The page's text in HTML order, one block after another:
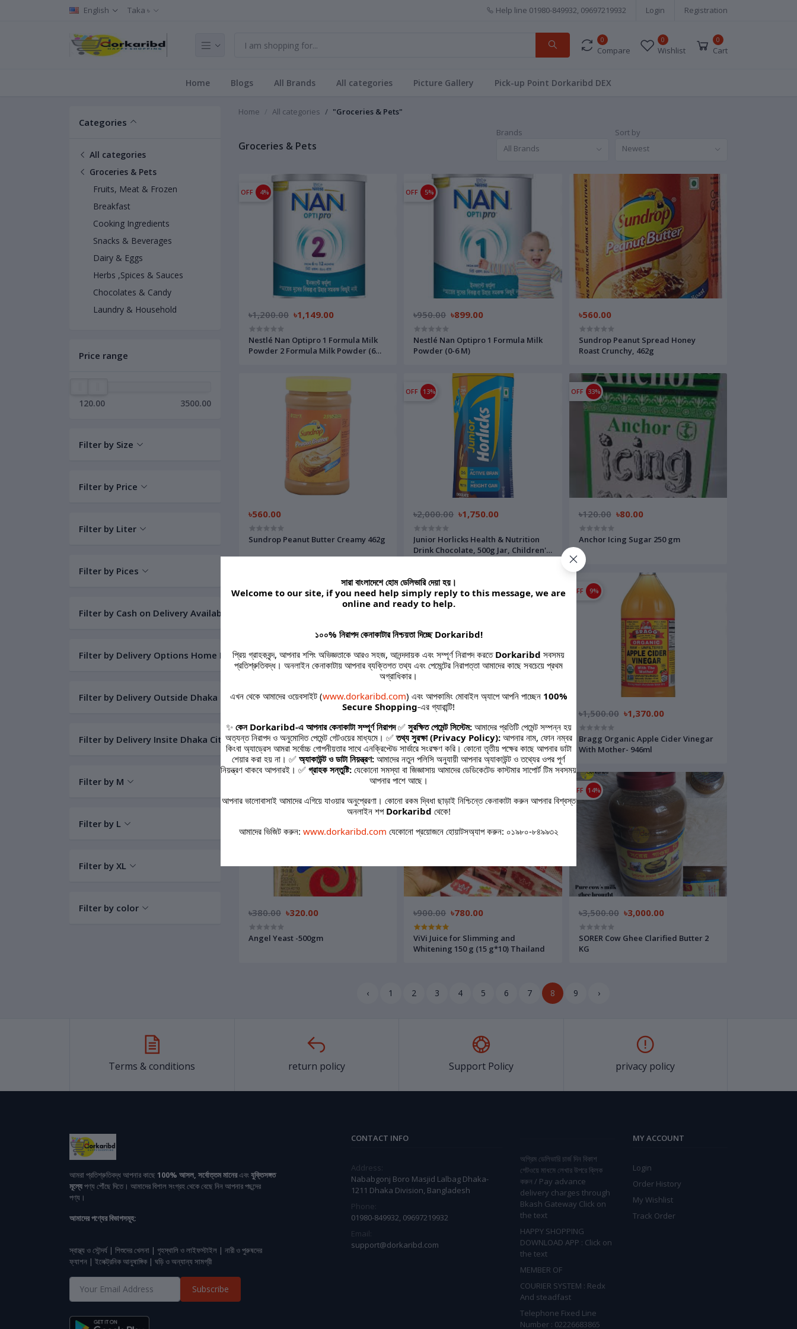
English Taka ৳ Help line 01980-849932, 09697219932 Login Registration
0
Compare
0
Wishlist
0
Cart
Home Blogs All Brands All categories Picture Gallery Pick-up Point Dorkaribd DEX
Categories
All categories
Groceries & Pets
Fruits, Meat & Frozen
Breakfast
Cooking Ingredients
Snacks & Beverages
Dairy & Eggs
Herbs ,Spices & Sauces
Chocolates & Candy
Laundry & Household
Price range
120.00 3500.00
Filter by Size
Filter by Price
Filter by Liter
Filter by Pices
Filter by Cash on Delivery Available :
Filter by Delivery Options Home Delivery days :
Filter by Delivery Outside Dhaka City :
Filter by Delivery Insite Dhaka City :
Filter by M
Filter by L
Filter by XL
Filter by color
Home All categories "Groceries & Pets"
Groceries & Pets
Brands
All Brands
Sort by
Newest
OFF 4%
৳1,200.00 ৳1,149.00
Nestlé Nan Optipro 1 Formula Milk
Powder 2 Formula Milk Powder (6
OFF 5%
৳950.00 ৳899.00
Nestlé Nan Optipro 1 Formula Milk
Powder (0-6 M)
৳560.00
Sundrop Peanut Spread Honey
Roast Crunchy, 462g
৳560.00
Sundrop Peanut Butter Creamy 462g
OFF 13%
৳2,000.00 ৳1,750.00
Junior Horlicks Health & Nutrition
Drink Chocolate, 500g Jar, Children's
OFF 33%
৳120.00 ৳80.00
Anchor Icing Sugar 250 gm
OFF 3%
Vivo Whipping Cream Whipped
Cream Cake Topping 1100G
OFF 23%
৳300.00 ৳230.00
Odomos Mosquito Repellant Fabric
Roll On Upto 8 Hrs Protection
Pediatrician Certified & Clinically
Tested - 8ml Made In India Code
31040221
OFF 9%
৳1,500.00 ৳1,370.00
Bragg Organic Apple Cider Vinegar
With Mother- 946ml
৳380.00 ৳320.00
Angel Yeast -500gm
৳900.00 ৳780.00
ViVi Juice for Slimming and
Whitening 150 g (15 g*10) Thailand
OFF 14%
৳3,500.00 ৳3,000.00
SORER Cow Ghee Clarified Butter 2
KG
‹ 1 2 3 4 5 6 7 8 9 ›
Terms & conditions return policy Support Policy privacy policy
আমরা প্রতিশ্রুতিবদ্ধ আপনার কাছে 100% আসল, সর্বোত্তম মানেরএবংযুক্তিসঙ্গত
মূল্যেপণ্য পৌঁছে দিতে। আমাদের বিশাল সংগ্রহ থেকে বেছে নিন আপনার পছন্দের
পণ্য।
আমাদের পণ্যের বিভাগসমূহ:
স্বাস্থ্য ও সৌন্দর্য | শিশুদের খেলনা | গৃহস্থালি ও লাইফস্টাইল | নারী ও পুরুষদের
ফ্যাশন | ইলেক্ট্রনিক আনুষাঙ্গিক | ঘড়ি ও অন্যান্য সামগ্রী
Subscribe
CONTACT INFO
Address:
Nababgonj Boro Masjid Lalbag Dhaka-
1211 Dhaka Division, Bangladesh
Phone:
01980-849932, 09697219932
Email:
support@dorkaribd.com
অগ্রিম ডেলিভারি চার্জ দিন বিকাশ
গেটওয়ে মাধমে লেখার উপরে ক্লিক
করুন / Pay advance
delivery charges through
Bkash Gateway Click on
the text
HAPPY SHOPPING
DOWNLOAD APP : Click on
the text
MEMBER OF
COURIER SYSTEM : Redx
And steadfast
Telephone Fixed Line
Number : 02226683865
MY ACCOUNT
Login
Order History
My Wishlist
Track Order
সারা বাংলাদেশে হোম ডেলিভারি দেয়া হয়।
Welcome to our site, if you need help simply reply to this message, we are
online and ready to help.
১০০% নিরাপদ কেনাকাটার নিশ্চয়তা দিচ্ছে Dorkaribd!
প্রিয় গ্রাহকবৃন্দ, আপনার শপিং অভিজ্ঞতাকে আরও সহজ, আনন্দদায়ক এবং সম্পূর্ণ নিরাপদ করতে Dorkaribd সবসময়
প্রতিশ্রুতিবদ্ধ। অনলাইন কেনাকাটায় আপনার ব্যক্তিগত তথ্য এবং পেমেন্টের নিরাপত্তা আমাদের কাছে সবচেয়ে প্রথম
অগ্রাধিকার।
এখন থেকে আমাদের ওয়েবসাইট (www.dorkaribd.com) এবং আপকামিং মোবাইল অ্যাপে আপনি পাচ্ছেন 100%
Secure Shopping-এর গ্যারান্টি!
✨ কেন Dorkaribd-এ আপনার কেনাকাটা সম্পূর্ণ নিরাপদ✅ সুরক্ষিত পেমেন্ট সিস্টেম:আমাদের প্রতিটি পেমেন্ট সম্পন্ন হয়
অত্যন্ত নিরাপদ ও অনুমোদিত পেমেন্ট গেটওয়ের মাধ্যমে। ✅তথ্য সুরক্ষা (Privacy Policy):আপনার নাম, ফোন নম্বর
কিংবা অ্যাড্রেস আমরা সর্বোচ্চ গোপনীয়তার সাথে এনক্রিপ্টেড সার্ভারে সংরক্ষণ করি। কোনো তৃতীয় পক্ষের কাছে আপনার ডাটা
শেয়ার করা হয় না। ✅ অ্যাকাউন্ট ও ডাটা নিয়ন্ত্রণ: আমাদের নতুন পলিসি অনুযায়ী আপনার অ্যাকাউন্ট ও তথ্যের ওপর পূর্ণ
নিয়ন্ত্রণ থাকবে আপনারই। ✅ গ্রাহক সন্তুষ্টি: যেকোনো সমস্যা বা জিজ্ঞাসায় আমাদের ডেডিকেটেড কাস্টমার সাপোর্ট টিম সবসময়
আপনার পাশে আছে।
আপনার ভালোবাসাই আমাদের এগিয়ে যাওয়ার অনুপ্রেরণা। কোনো রকম দ্বিধা ছাড়াই নিশ্চিন্তে কেনাকাটা করুন আপনার বিশ্বস্ত
অনলাইন শপ Dorkaribd থেকে!
আমাদের ভিজিট করুন: www.dorkaribd.com যেকোনো প্রয়োজনে হোয়াটসঅ্যাপ করুন: ০১৯৮০-৮৪৯৯৩২